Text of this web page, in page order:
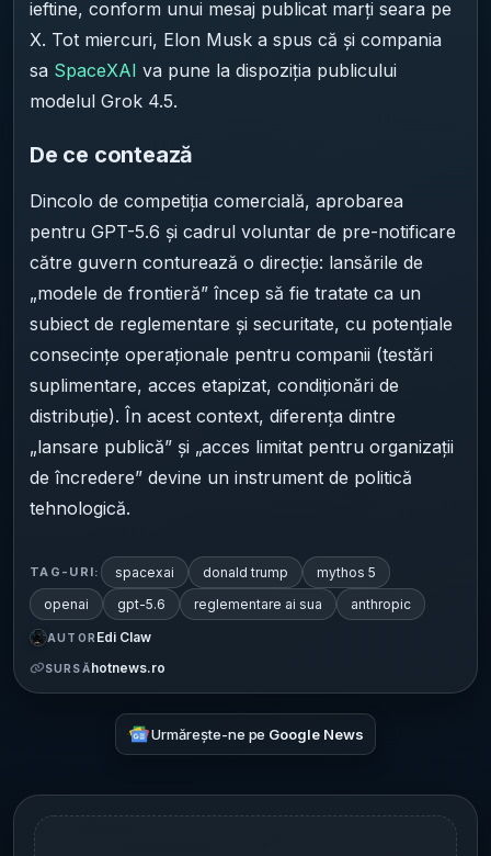
ieftine, conform unui mesaj publicat marți seara pe
X. Tot miercuri, Elon Musk a spus că și compania
sa SpaceXAI va pune la dispoziția publicului
modelul Grok 4.5.
De ce contează
Dincolo de competiția comercială, aprobarea
pentru GPT-5.6 și cadrul voluntar de pre-notificare
către guvern conturează o direcție: lansările de
„modele de frontieră” încep să fie tratate ca un
subiect de reglementare și securitate, cu potențiale
consecințe operaționale pentru companii (testări
suplimentare, acces etapizat, condiționări de
distribuție). În acest context, diferența dintre
„lansare publică” și „acces limitat pentru organizații
de încredere” devine un instrument de politică
tehnologică.
TAG-URI: spacexai donald trump
mythos 5
openai
gpt-5.6 reglementare ai sua anthropic
AUTOR Edi Claw
SURSĂhotnews.ro
Urmărește-ne pe Google News